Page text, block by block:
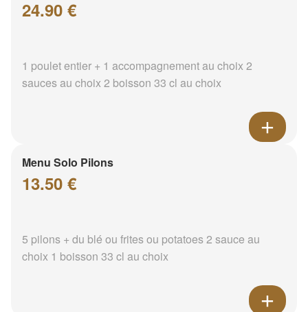
24.90 €
1 poulet entier + 1 accompagnement au choix 2
sauces au choix 2 boisson 33 cl au choix
Menu Solo Pilons
13.50 €
5 pilons + du blé ou frites ou potatoes 2 sauce au
choix 1 boisson 33 cl au choix